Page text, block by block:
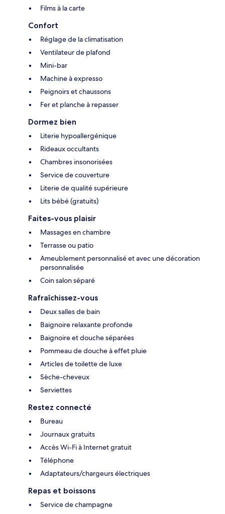
Films à la carte
Confort
Réglage de la climatisation
Ventilateur de plafond
Mini-bar
Machine à expresso
Peignoirs et chaussons
Fer et planche à repasser
Dormez bien
Literie hypoallergénique
Rideaux occultants
Chambres insonorisées
Service de couverture
Literie de qualité supérieure
Lits bébé (gratuits)
Faites-vous plaisir
Massages en chambre
Terrasse ou patio
Ameublement personnalisé et avec une décoration
personnalisée
Coin salon séparé
Rafraîchissez-vous
Deux salles de bain
Baignoire relaxante profonde
Baignoire et douche séparées
Pommeau de douche à effet pluie
Articles de toilette de luxe
Sèche-cheveux
Serviettes
Restez connecté
Bureau
Journaux gratuits
Accès Wi-Fi à Internet gratuit
Téléphone
Adaptateurs/chargeurs électriques
Repas et boissons
Service de champagne